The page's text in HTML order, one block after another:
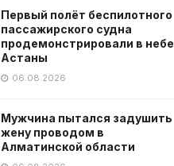
Первый полёт беспилотного
пассажирского судна
продемонстрировали в небе
Астаны
06.08.2026
Мужчина пытался задушить
жену проводом в
Алматинской области